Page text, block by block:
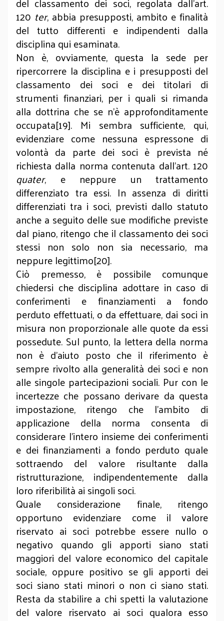
120 ter, abbia presupposti, ambito e finalità
del tutto differenti e indipendenti dalla
disciplina qui esaminata.
Non è, ovviamente, questa la sede per
ripercorrere la disciplina e i presupposti del
classamento dei soci e dei titolari di
strumenti finanziari, per i quali si rimanda
alla dottrina che se n’è approfonditamente
occupata[19]. Mi sembra sufficiente, qui,
evidenziare come nessuna espressone di
volontà da parte dei soci è prevista né
richiesta dalla norma contenuta dall’art. 120
quater, e neppure un trattamento
differenziato tra essi. In assenza di diritti
differenziati tra i soci, previsti dallo statuto
anche a seguito delle sue modifiche previste
dal piano, ritengo che il classamento dei soci
stessi non solo non sia necessario, ma
neppure legittimo[20].
Ciò premesso, è possibile comunque
chiedersi che disciplina adottare in caso di
conferimenti e finanziamenti a fondo
perduto effettuati, o da effettuare, dai soci in
misura non proporzionale alle quote da essi
possedute. Sul punto, la lettera della norma
non è d’aiuto posto che il riferimento è
sempre rivolto alla generalità dei soci e non
alle singole partecipazioni sociali. Pur con le
incertezze che possano derivare da questa
impostazione, ritengo che l’ambito di
applicazione della norma consenta di
considerare l’intero insieme dei conferimenti
e dei finanziamenti a fondo perduto quale
sottraendo del valore risultante dalla
ristrutturazione, indipendentemente dalla
loro riferibilità ai singoli soci.
Quale considerazione finale, ritengo
opportuno evidenziare come il valore
riservato ai soci potrebbe essere nullo o
negativo quando gli apporti siano stati
maggiori del valore economico del capitale
sociale, oppure positivo se gli apporti dei
soci siano stati minori o non ci siano stati.
Resta da stabilire a chi spetti la valutazione
del valore riservato ai soci qualora esso